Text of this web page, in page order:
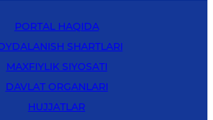
PORTAL HAQIDA
SHARTLARI
MAXFIYLIK SIYOSATI
DAVLAT ORGANLARI
HUJJATLAR